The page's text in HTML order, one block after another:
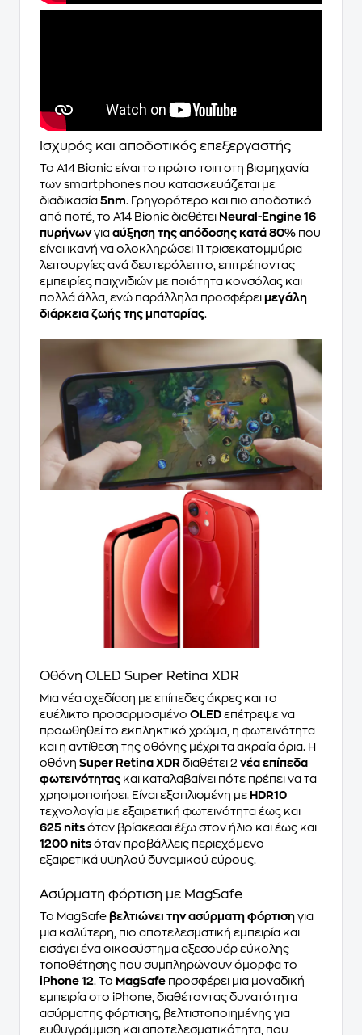
Ισχυρός και αποδοτικός επεξεργαστής
Το A14 Bionic είναι το πρώτο τσιπ στη βιομηχανία
των smartphones που κατασκευάζεται με
διαδικασία 5nm . Γρηγορότερο και πιο αποδοτικό
από ποτέ, το A14 Bionic διαθέτει Neural-Engine 16
πυρήνωνγια αύξηση της απόδοσης κατά 80% που
είναι ικανή να ολοκληρώσει 11 τρισεκατομμύρια
λειτουργίες ανά δευτερόλεπτο, επιτρέποντας
εμπειρίες παιχνιδιών με ποιότητα κονσόλας και
πολλά άλλα, ενώ παράλληλα προσφέρει μεγάλη
διάρκεια ζωής της μπαταρίας
Οθόνη OLED Super Retina XDR
Μια νέα σχεδίαση με επίπεδες άκρες και το
ευέλικτο προσαρμοσμένο OLED επέτρεψε να
προωθηθεί το εκπληκτικό χρώμα, η φωτεινότητα
και η αντίθεση της οθόνης μέχρι τα ακραία όρια. Η
οθόνη Super Retina XDR διαθέτει 2 νέα επίπεδα
φωτεινότητας και καταλαβαίνει πότε πρέπει να τα
χρησιμοποιήσει. Είναι εξοπλισμένη με HDR10
τεχνολογία με εξαιρετική φωτεινότητα έως και
625 nits όταν βρίσκεσαι έξω στον ήλιο και έως και
1200 nits όταν προβάλλεις περιεχόμενο
εξαιρετικά υψηλού δυναμικού εύρους.
Ασύρματη φόρτιση με MagSafe
Το MagSafe βελτιώνει την ασύρματη φόρτιση για
μια καλύτερη, πιο αποτελεσματική εμπειρία και
εισάγει ένα οικοσύστημα αξεσουάρ εύκολης
τοποθέτησης που συμπληρώνουν όμορφα το
iPhone 12. Το MagSafe προσφέρει μια μοναδική
εμπειρία στο iPhone, διαθέτοντας δυνατότητα
ασύρματης φόρτισης, βελτιστοποιημένης για
ευθυγράμμιση και αποτελεσματικότητα, που